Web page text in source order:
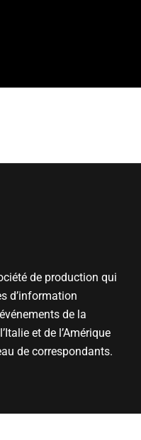
de production qui
d’information
de la
et de l’Amérique
de correspondants.